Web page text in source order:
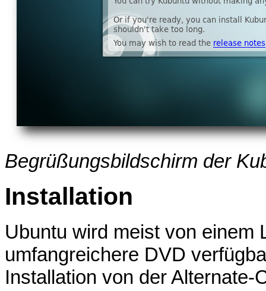
Begrüßungsbildschirm der
Installation
Ubuntu wird meist von einem
umfangreichere DVD
Installation von der Alternate-